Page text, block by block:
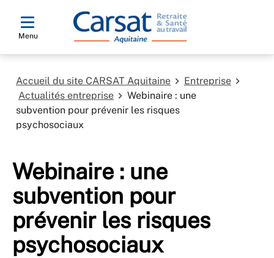
Menu
Accueil du site CARSAT Aquitaine
Entreprise
Actualités entreprise
Webinaire : une
subvention pour prévenir les risques
psychosociaux
Webinaire : une
subvention pour
prévenir les risques
psychosociaux